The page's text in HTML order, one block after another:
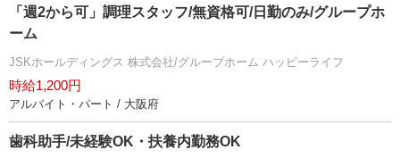
「週2から可」調理スタッフ/無資格可/日勤のみ/グループホ
ーム
JSKホールディングス 株式会社/グループホーム ハッピーライフ
時給1,200円
アルバイト・パート / 大阪府
歯科助手/未経験OK・扶養内勤務OK